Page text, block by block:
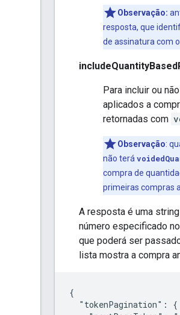
Observação:
resposta, que
de assinatura com
Para incluir ou
aplicados a
retornadas com
Observação:
não terá
compra de
primeiras compras
A resposta é uma
número especificado
que poderá ser
lista mostra a compra
{
  "tokenPagination": {